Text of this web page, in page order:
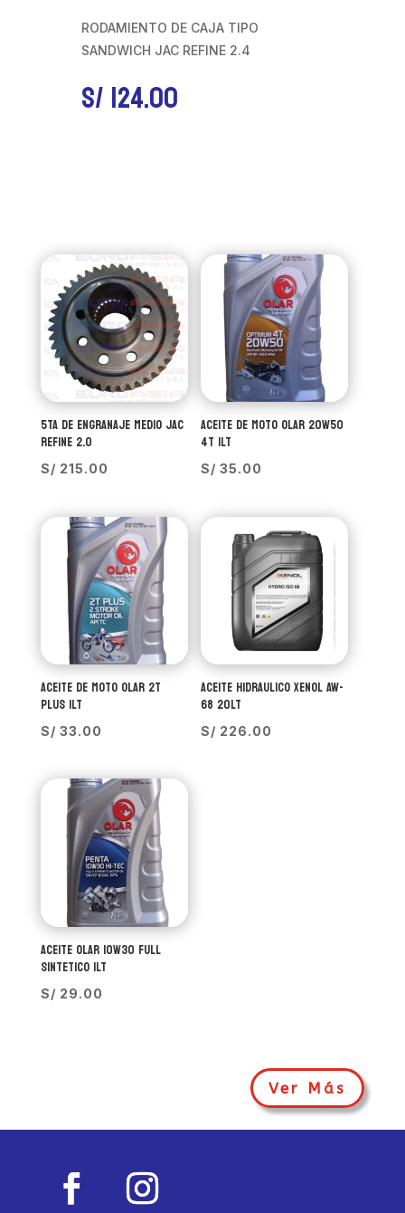
RODAMIENTO DE CAJA TIPO
SANDWICH JAC REFINE 2.4
S/124.00
5TA DE ENGRANAJE MEDIO JAC
REFINE 2.0
S/ 215.00
ACEITE DE MOTO OLAR 20W50
4T 1LT
S/ 35.00
ACEITE DE MOTO OLAR 2T
PLUS 1LT
S/ 33.00
ACEITE HIDRAULICO XENOL AW-
68 20LT
S/ 226.00
ACEITE OLAR 10W30 FULL
SINTETICO 1LT
S/ 29.00
Ver Más